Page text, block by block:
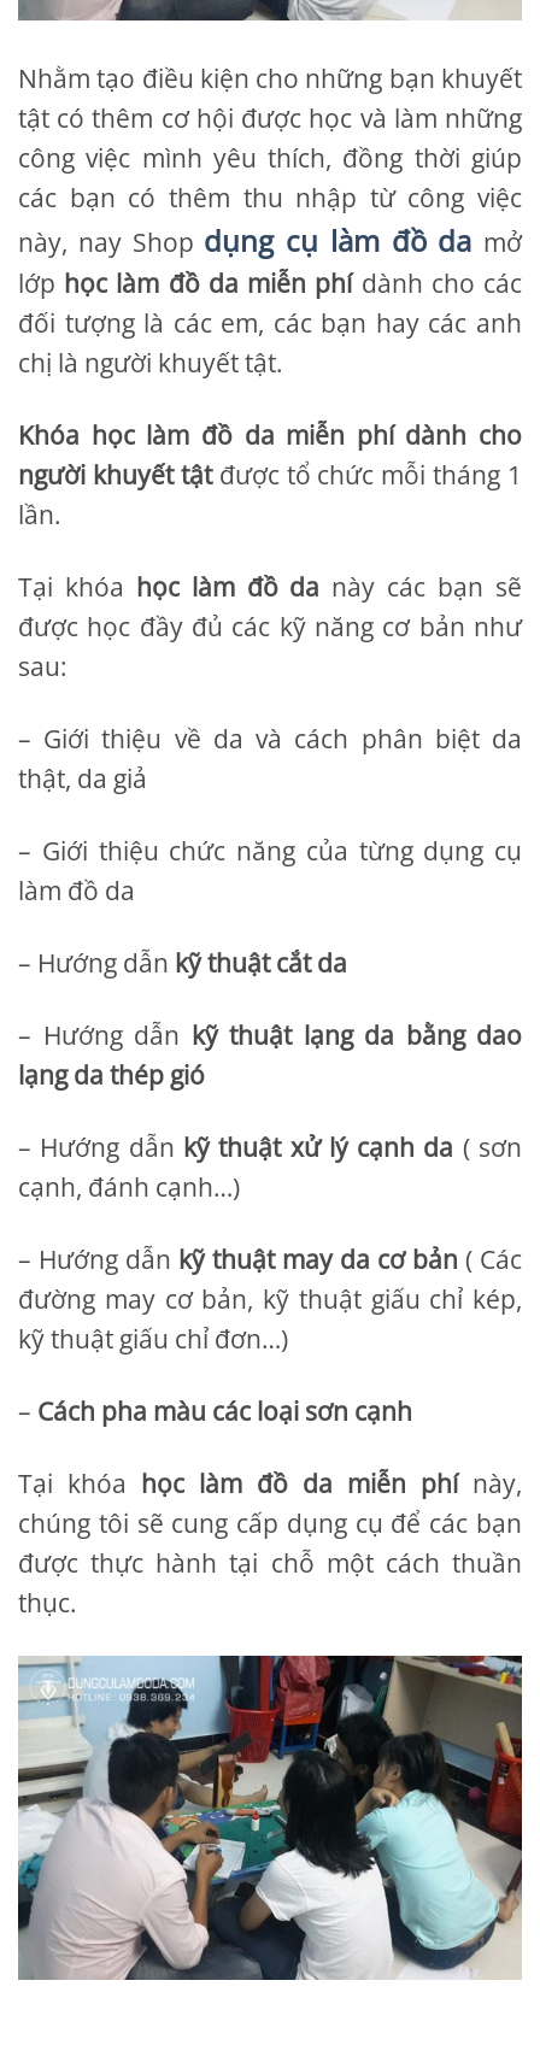
Nhằm tạo điều kiện cho những bạn khuyết
tật có thêm cơ hội được học và làm những
công việc mình yêu thích, đồng thời giúp
các bạn có thêm thu nhập từ công việc
này, nay Shop dụng cụ làm đồ da mở
lớp học làm đồ da miễn phídành cho các
đối tượng là các em, các bạn hay các anh
chị là người khuyết tật.
Khóa học làm đồ da miễn phí dành cho
người khuyết tậtđược tổ chức mỗi tháng 1
lần.
Tại khóa học làm đồ da này các bạn sẽ
được học đầy đủ các kỹ năng cơ bản như
sau:
– Giới thiệu về da và cách phân biệt da
thật, da giả
– Giới thiệu chức năng của từng dụng cụ
làm đồ da
– Hướng dẫn kỹ thuật cắt da
– Hướng dẫn kỹ thuật lạng da bằng dao
lạng da thép gió
– Hướng dẫn kỹ thuật xử lý cạnh da ( sơn
cạnh, đánh cạnh…)
– Hướng dẫn kỹ thuật may da cơ bản ( Các
đường may cơ bản, kỹ thuật giấu chỉ kép,
kỹ thuật giấu chỉ đơn…)
– Cách pha màu các loại sơn cạnh
Tại khóa học làm đồ da miễn phí này,
chúng tôi sẽ cung cấp dụng cụ để các bạn
được thực hành tại chỗ một cách thuần
thục.